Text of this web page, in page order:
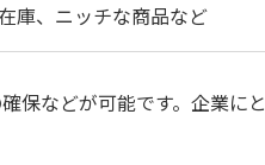
庫、ニッチな商品など
保などが可能です。企業にと